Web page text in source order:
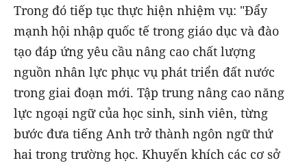
Trong đó tiếp tục thực hiện nhiệm vụ: "Đẩy
mạnh hội nhập quốc tế trong giáo dục và đào
tạo đáp ứng yêu cầu nâng cao chất lượng
nguồn nhân lực phục vụ phát triển đất nước
trong giai đoạn mới. Tập trung nâng cao năng
lực ngoại ngữ của học sinh, sinh viên, từng
bước đưa tiếng Anh trở thành ngôn ngữ thứ
hai trong trường học. Khuyến khích các cơ sở